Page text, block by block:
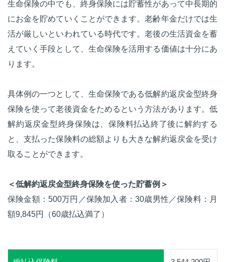
生命保険の中でも、終身保険には貯蓄性があって中長期的
にお金を貯めていくことができます。老齢年金だけでは生
活が厳しいといわれている時代です。老後の生活資金を蓄
えていく手段として、生命保険を活用する価値は十分にあ
ります。
具体例の一つとして、生命保険である低解約返戻金型終身
保険を使って老後資金をためるという方法があります。低
解約返戻金型終身保険は、保険料払込終了後に解約する
と、支払った保険料の総額よりも大きな解約返戻金を受け
取ることができます。
＜低解約返戻金型終身保険を使った貯蓄例＞
保険金額：500万円／保険加入者：30歳男性／保険料：月
額9,845円（60歳払込満了）